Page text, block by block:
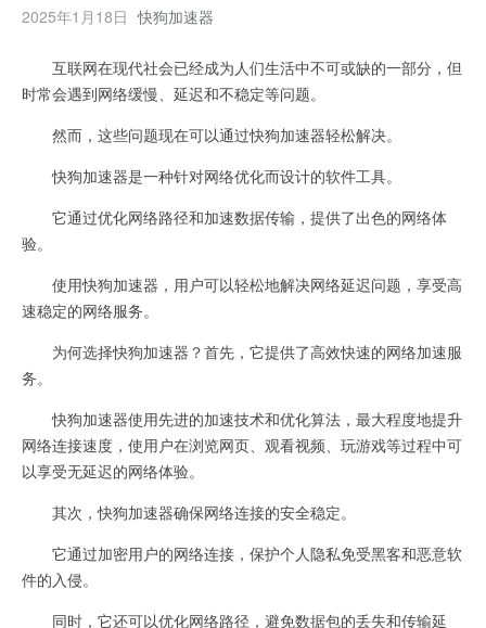
2025年1月18日 快狗加速器
互联网在现代社会已经成为人们生活中不可或缺的一部分，但
时常会遇到网络缓慢、延迟和不稳定等问题。
然而，这些问题现在可以通过快狗加速器轻松解决。
快狗加速器是一种针对网络优化而设计的软件工具。
它通过优化网络路径和加速数据传输，提供了出色的网络体
验。
使用快狗加速器，用户可以轻松地解决网络延迟问题，享受高
速稳定的网络服务。
为何选择快狗加速器？首先，它提供了高效快速的网络加速服
务。
快狗加速器使用先进的加速技术和优化算法，最大程度地提升
网络连接速度，使用户在浏览网页、观看视频、玩游戏等过程中可
以享受无延迟的网络体验。
其次，快狗加速器确保网络连接的安全稳定。
它通过加密用户的网络连接，保护个人隐私免受黑客和恶意软
件的入侵。
同时，它还可以优化网络路径，避免数据包的丢失和传输延